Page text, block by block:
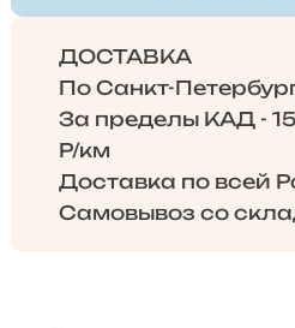
ДОСТАВКА
По Санкт-
За пределы КАД -
Р/км
Доставка по всей
Самовывоз со